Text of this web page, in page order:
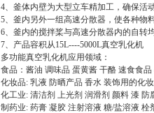
4、釜体内壁为大型立车精加工，确保活
5、釜内另外一组高速分散器，使各种物
6、釜内的搅拌桨与高速分散器内的自转
7、产品容积从15L----5000L真空乳化机
多功能真空乳化机应用领域：
食品：酱油 调味品 蛋黄酱 干酪 速食食
化妆品: 乳液 防晒产品 香水 装饰用的化
化工业: 清洁剂 上光剂 润滑剂 颜料 漆
制药业: 药膏 凝胶 注射溶液 糖/盐溶液